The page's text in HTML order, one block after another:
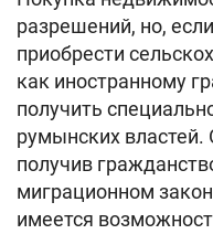
разрешений, но,
приобрести
как иностранному
получить
румынских властей.
получив
миграционном
имеется